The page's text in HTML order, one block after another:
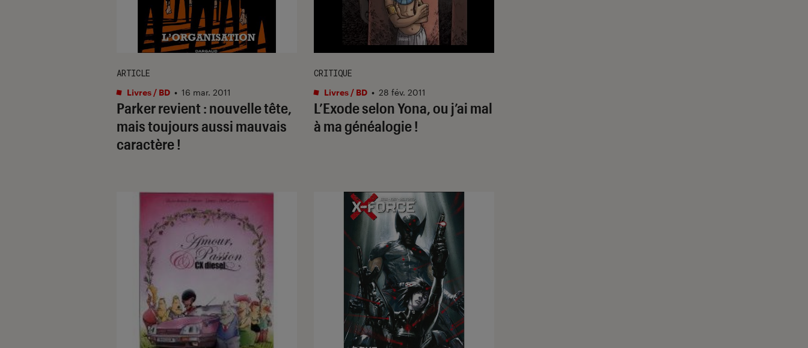
Parker revient : nouvelle tête,
mais toujours aussi mauvais
caractère !
ARTICLE
Livres / BD • 16 mar. 2011
L’Exode selon Yona, ou j’ai mal
à ma généalogie !
CRITIQUE
Livres / BD • 28 fév. 2011